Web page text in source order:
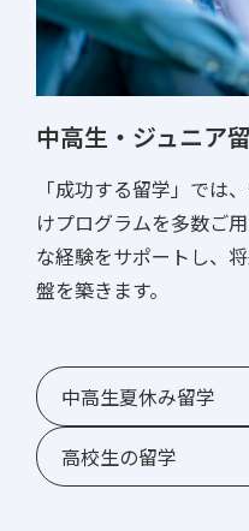
中高生・ジュニア
「成功する留学」では
けプログラムを多数ご
な経験をサポートし、
盤を築きます。
中高生夏休み留学
高校生の留学